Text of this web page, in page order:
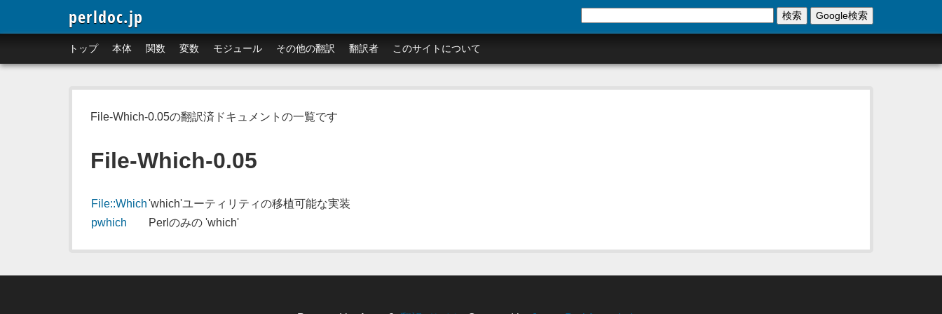
perldoc.jp
トップ 本体 関数 変数 モジュール その他の翻訳 翻訳者 このサイトについて
検索 Google検索
File-Which-0.05の翻訳済ドキュメントの一覧です
File-Which-0.05
File::Which'which'ユーティリティの移植可能な実装
pwhich
Perlのみの 'which'